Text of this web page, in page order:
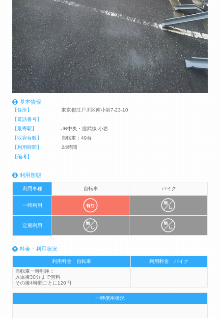
基本情報
【住所】
東京都江戸川区南小岩7-23-10
【電話番号】
【最寄駅】
JR中央・総武線 小岩
【収容台数】
自転車：49台
【利用時間】
24時間
【備考】
利用形態
利用車種 自転車 バイク
一時利用
定期利用
料金・利用状況
利用料金 自転車
利用料金 バイク
自転車一時利用：
入庫後30分まで無料
その後4時間ごとに120円
一時使用状況